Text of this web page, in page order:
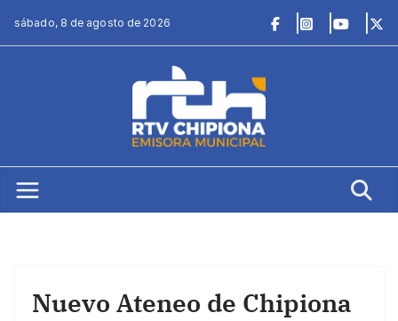
sábado, 8 de agosto de 2026
Nuevo Ateneo de Chipiona